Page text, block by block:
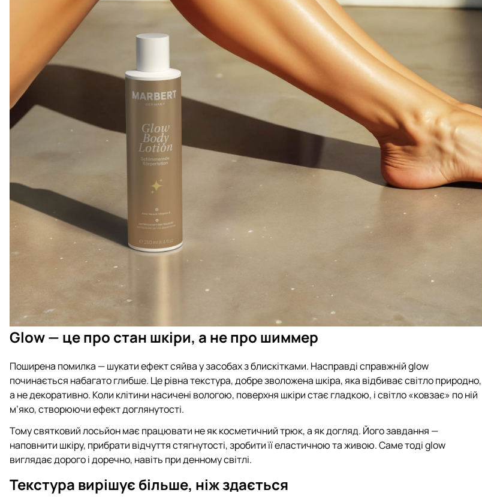
Glow — це про стан шкіри, а не про шиммер
Поширена помилка — шукати ефект сяйва у засобах з блискітками. Насправді справжній glow
починається набагато глибше. Це рівна текстура, добре зволожена шкіра, яка відбиває світло природно,
а не декоративно. Коли клітини насичені вологою, поверхня шкіри стає гладкою, і світло «ковзає» по ній
м’яко, створюючи ефект доглянутості.
Тому святковий лосьйон має працювати не як косметичний трюк, а як догляд. Його завдання —
наповнити шкіру, прибрати відчуття стягнутості, зробити її еластичною та живою. Саме тоді glow
виглядає дорого і доречно, навіть при денному світлі.
Текстура вирішує більше, ніж здається